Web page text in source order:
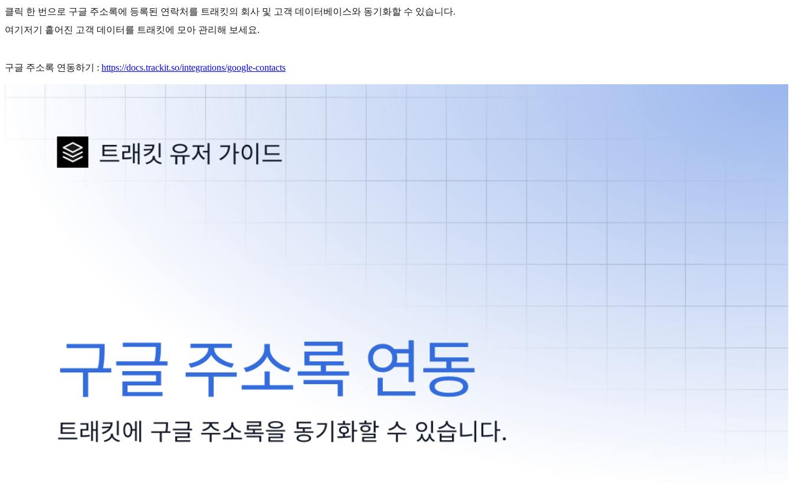
클릭 한 번으로 구글 주소록에 등록된 연락처를 트래킷의 회사 및 고객 데이터베이스와 동기화할 수 있습니다.
여기저기 흩어진 고객 데이터를 트래킷에 모아 관리해 보세요.
구글 주소록 연동하기 : https://docs.trackit.so/integrations/google-contacts